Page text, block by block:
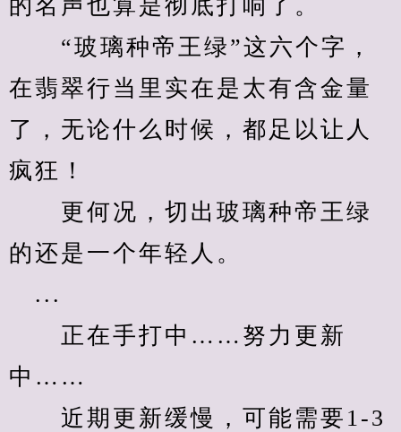
的名声也算是彻底打响了。
“玻璃种帝王绿”这六个字，
在翡翠行当里实在是太有含金量
了，无论什么时候，都足以让人
疯狂！
更何况，切出玻璃种帝王绿
的还是一个年轻人。
...
正在手打中……努力更新
中……
近期更新缓慢，可能需要1-3